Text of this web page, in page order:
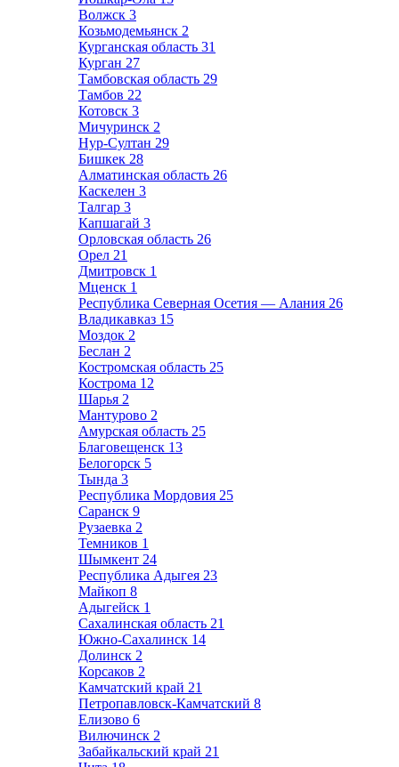
Волжск 3
Козьмодемьянск 2
Курганская область 31
Курган 27
Тамбовская область 29
Тамбов 22
Котовск 3
Мичуринск 2
Нур-Султан 29
Бишкек 28
Алматинская область 26
Каскелен 3
Талгар 3
Капшагай 3
Орловская область 26
Орел 21
Дмитровск 1
Мценск 1
Республика Северная Осетия — Алания 26
Владикавказ 15
Моздок 2
Беслан 2
Костромская область 25
Кострома 12
Шарья 2
Мантурово 2
Амурская область 25
Благовещенск 13
Белогорск 5
Тында 3
Республика Мордовия 25
Саранск 9
Рузаевка 2
Темников 1
Шымкент 24
Республика Адыгея 23
Майкоп 8
Адыгейск 1
Сахалинская область 21
Южно-Сахалинск 14
Долинск 2
Корсаков 2
Камчатский край 21
Петропавловск-Камчатский 8
Елизово 6
Вилючинск 2
Забайкальский край 21